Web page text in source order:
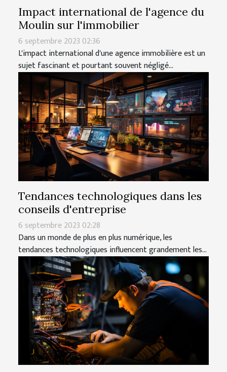
Impact international de l'agence du
Moulin sur l'immobilier
6 septembre 2023 02:36
L'impact international d'une agence immobilière est un
sujet fascinant et pourtant souvent négligé...
Tendances technologiques dans les
conseils d'entreprise
6 septembre 2023 02:28
Dans un monde de plus en plus numérique, les
tendances technologiques influencent grandement les...